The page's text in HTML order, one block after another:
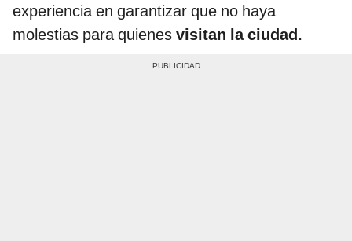
experiencia en garantizar que no haya
molestias para quienes visitan la ciudad.